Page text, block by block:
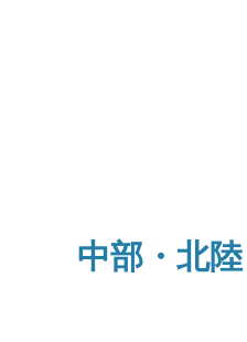
中部・北陸